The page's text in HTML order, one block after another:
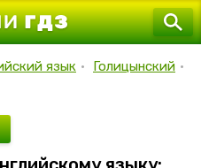
язык • Голицынский •